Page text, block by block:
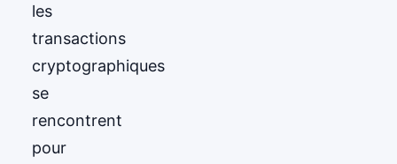
les
transactions
cryptographiques
se
rencontrent
pour